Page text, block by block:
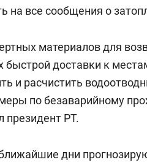
на все сообщения о
материалов для
доставки к
и расчистить
по безаварийному
президент РТ.
дни